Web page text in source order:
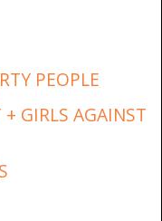
PEOPLE
GIRLS AGAINST